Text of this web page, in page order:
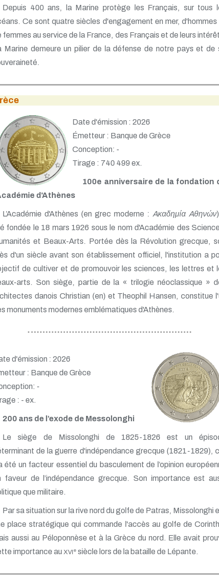
Depuis 400 ans, la Marine protège les Français, sur tous
Ce sont quatre siècles d'engagement en mer,
femmes au service de la France, des Français et de leurs
Marine demeure un pilier de la défense de notre pays et de
Date d'émission : 2026
Émetteur : Banque de Grèce
Conception: -
Tirage : 740 499 ex.
100e anniversaire de la fondation
d'Athènes
L’Académie d'Athènes (en grec moderne : Aκαδημία Aθηνών
fondée le 18 mars 1926 sous le nom d'Académie des
et Beaux-Arts. Portée dès la Révolution grecque,
d'un siècle avant son établissement officiel, l'institution a
de cultiver et de promouvoir les sciences, les lettres et
arts. Son siège, partie de la « trilogie néoclassique »
danois Christian (en) et Theophil Hansen, constitue
monuments modernes emblématiques d'Athènes.
d'émission : 2026
: Banque de Grèce
-
: - ex.
200 ans de l’exode de Messolonghi
Le siège de Missolonghi de 1825-1826 est un
de la guerre d'indépendance grecque (1821-1829),
été un facteur essentiel du basculement de l’opinion
faveur de l’indépendance grecque. Son importance est
que militaire.
Par sa situation sur la rive nord du golfe de Patras, Missolonghi
place stratégique qui commande l'accès au golfe de
aussi au Péloponnèse et à la Grèce du nord. Elle avait
importance au XVI e siècle lors de la bataille de Lépante.